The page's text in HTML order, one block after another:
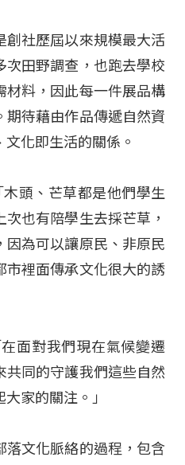
創社歷屆以來規模最大活
次田野調查，也跑去學校
材料，因此每一件展品構
期待藉由作品傳遞自然資
化即生活的關係。
頭、芒草都是他們學生
也有陪學生去採芒草，
因為可以讓原民、非原民
市裡面傳承文化很大的誘
面對我們現在氣候變遷
共同的守護我們這些自然
家的關注。」
落文化脈絡的過程，包含